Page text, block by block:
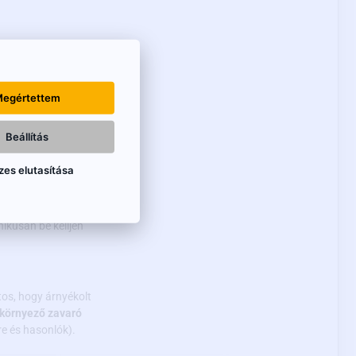
LED diódák
de a kamerába
eredeti
be kelljen
hogy árnyékolt
zavaró
és hasonlók).
Beállítás
elutasítása